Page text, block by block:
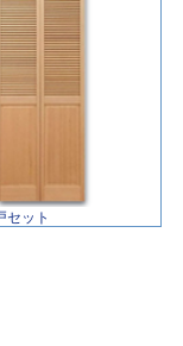
セット